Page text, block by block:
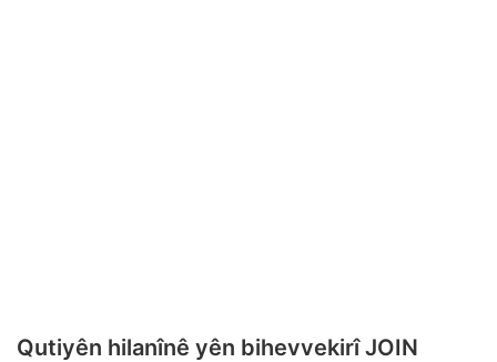
Qutiyên hilanînê yên bihevvekirî JOIN